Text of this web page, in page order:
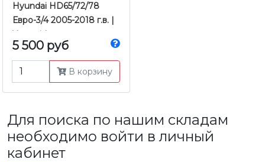
Hyundai HD65/72/78
Евро-3/4 2005-2018 г.в. |
Yamasida
5 500 руб
В корзину
Для поиска по нашим складам
необходимо войти в личный
кабинет